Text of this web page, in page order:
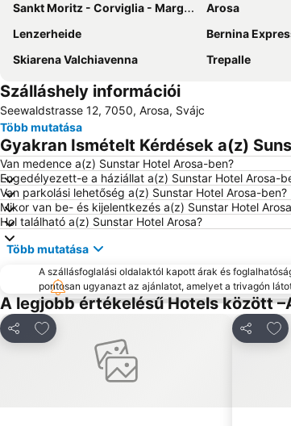
Sankt Moritz - Corviglia - Marguns Arosa
Lenzerheide
Bernina
Skiarena Valchiavenna
Trepalle
Szálláshely információi
Seewaldstrasse 12, 7050, Arosa, Svájc
Több mutatása
Gyakran Ismételt Kérdések a(z)
Van medence a(z) Sunstar Hotel Arosa-ben?
Engedélyezett-e a háziállat a(z) Sunstar Hotel Arosa-
Van parkolási lehetőség a(z) Sunstar Hotel Arosa-ben?
Mikor van be- és kijelentkezés a(z) Sunstar Hotel
Hol található a(z) Sunstar Hotel Arosa?
Több mutatása
A szállásfoglalási oldalaktól kapott árak és
pontosan ugyanazt az ajánlatot, amelyet a trivagón
A legjobb értékelésű Hotels között
Megosztás
Hozzáadás a kedvencekhez